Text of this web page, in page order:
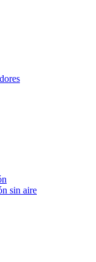
sin aire